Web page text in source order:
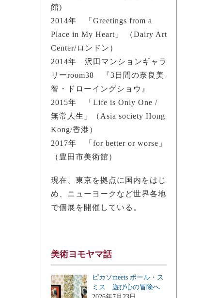
館)
2014年 「Greetings from a
Place in My Heart」 （Dairy Art
Center/ロンドン）
2014年 沢田マンションギャラ
リーroom38 『3日間の奈良美
智・ドローイングショウ』
2015年 「Life is Only One /
無常人生」（Asia society Hong
Kong/香港）
2017年 「for better or worse」
（豊田市美術館）
現在、東京を拠点に国内をはじ
め、ニューヨークなど世界各地
で個展を開催している。
美術ヨモヤマ話
ピカソmeets ポール・ス
ミス 遊び心の冒険へ